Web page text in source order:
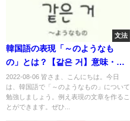
文法
韓国語の表現「～のようなも
の」とは？【같은 거】意味・使
い方を教えて！
2022-08-06 皆さま、こんにちは。今日
は、韓国語で「～のようなもの」について
勉強しましょう。例え表現の文章を作るこ
とができます。ぜひ...